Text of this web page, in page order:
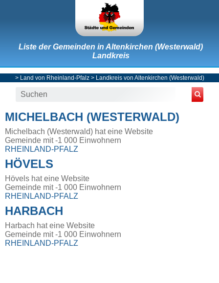
Liste der Gemeinden in Altenkirchen (Westerwald)
Landkreis
> Land von Rheinland-Pfalz> Landkreis von Altenkirchen (Westerwald)
MICHELBACH (WESTERWALD)
Michelbach (Westerwald) hat eine Website
Gemeinde mit -1 000 Einwohnern
RHEINLAND-PFALZ
HÖVELS
Hövels hat eine Website
Gemeinde mit -1 000 Einwohnern
RHEINLAND-PFALZ
HARBACH
Harbach hat eine Website
Gemeinde mit -1 000 Einwohnern
RHEINLAND-PFALZ